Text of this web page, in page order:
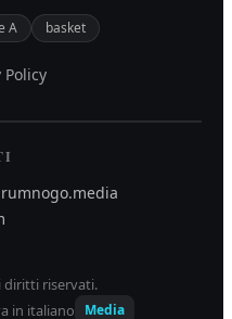
A basket
Policy
mnogo.media
diritti riservati.
in italiano Media